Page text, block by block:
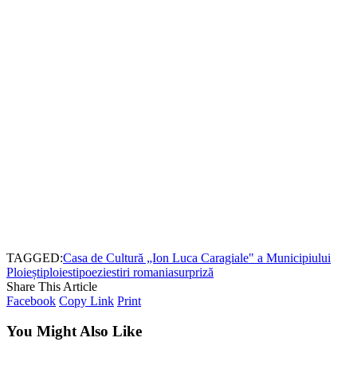
TAGGED:Casa de Cultură „Ion Luca Caragiale" a Municipiului
Ploieștiploiestipoeziestiri romaniasurpriză
Share This Article
Facebook Copy Link Print
You Might Also Like